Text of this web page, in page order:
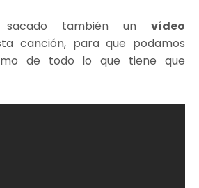
también unvídeo
canción, para que podamos
de todo lo que tiene que